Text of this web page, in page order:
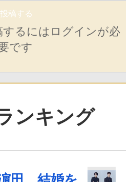
稿する
るにはログインが必
です
ンキング